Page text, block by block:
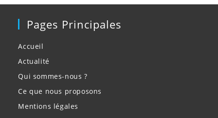
Pages Principales
Accueil
Actualité
Qui sommes-nous ?
Ce que nous proposons
Mentions légales